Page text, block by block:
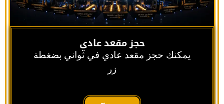
حجز مقعد عادي
يمكنك حجز مقعد عادي في ثواني بضغطة
زر